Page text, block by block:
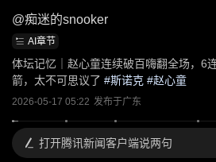
@痴迷的snooker
AI章节
体坛记忆｜赵心童连续破百嗨翻全场，6
箭，太不可思议了 #斯诺克 #赵心童
2026-05-17 05:22 发布于广东
打开腾讯新闻客户端说两句